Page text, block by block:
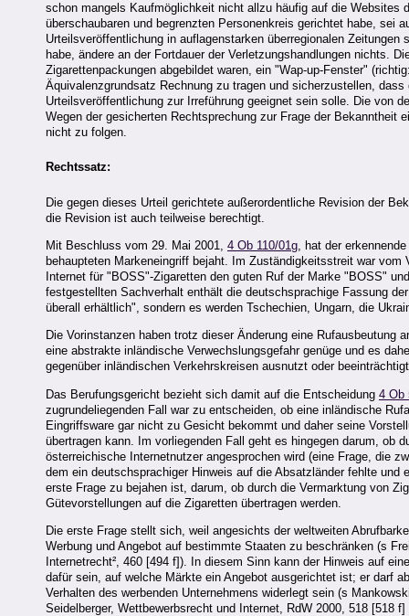
schon mangels Kaufmöglichkeit nicht allzu häufig auf die Websites
überschaubaren und begrenzten Personenkreis gerichtet habe, sei
Urteilsveröffentlichung in auflagenstarken überregionalen
habe, ändere an der Fortdauer der Verletzungshandlungen nichts.
Zigarettenpackungen abgebildet waren, ein "Wap-up-Fenster"
Äquivalenzgrundsatz Rechnung zu tragen und sicherzustellen,
Urteilsveröffentlichung zur Irreführung geeignet sein solle. Die von
Wegen der gesicherten Rechtsprechung zur Frage der Bekanntheit
nicht zu folgen.
Rechtssatz:
Die gegen dieses Urteil gerichtete außerordentliche Revision der
die Revision ist auch teilweise berechtigt.
Mit Beschluss vom 29. Mai 2001, 4 Ob 110/01g , hat der
behaupteten Markeneingriff bejaht. Im Zuständigkeitsstreit war
Internet für "BOSS"-Zigaretten den guten Ruf der Marke "BOSS"
festgestellten Sachverhalt enthält die deutschsprachige Fassung
überall erhältlich", sondern es werden Tschechien, Ungarn, die
Die Vorinstanzen haben trotz dieser Änderung eine
eine abstrakte inländische Verwechslungsgefahr genüge und es
gegenüber inländischen Verkehrskreisen ausnutzt oder
Das Berufungsgericht bezieht sich damit auf die Entscheidung 4 Ob
zugrundeliegenden Fall war zu entscheiden, ob eine inländische
Eingriffsware gar nicht zu Gesicht bekommt und daher seine
übertragen kann. Im vorliegenden Fall geht es hingegen darum, ob
österreichische Internetnutzer angesprochen wird (eine Frage, die
dem ein deutschsprachiger Hinweis auf die Absatzländer fehlte
erste Frage zu bejahen ist, darum, ob durch die Vermarktung von
Gütevorstellungen auf die Zigaretten übertragen werden.
Die erste Frage stellt sich, weil angesichts der weltweiten
Werbung und Angebot auf bestimmte Staaten zu beschränken (s
Internetrecht², 460 [494 f]). In diesem Sinn kann der Hinweis auf
dafür sein, auf welche Märkte ein Angebot ausgerichtet ist; er darf
Verhalten des werbenden Unternehmens widerlegt sein (s
Seidelberger, Wettbewerbsrecht und Internet, RdW 2000, 518 [518 f]